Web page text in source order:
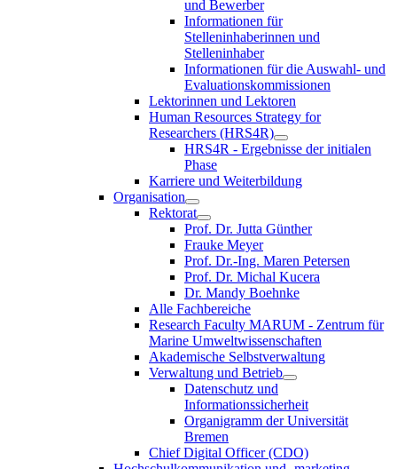
und Bewerber
Informationen für
Stelleninhaberinnen und
Stelleninhaber
Informationen für die Auswahl- und
Evaluationskommissionen
Lektorinnen und Lektoren
Human Resources Strategy for
Researchers (HRS4R)
HRS4R - Ergebnisse der initialen
Phase
Karriere und Weiterbildung
Organisation
Rektorat
Prof. Dr. Jutta Günther
Frauke Meyer
Prof. Dr.-Ing. Maren Petersen
Prof. Dr. Michal Kucera
Dr. Mandy Boehnke
Alle Fachbereiche
Research Faculty MARUM - Zentrum für
Marine Umweltwissenschaften
Akademische Selbstverwaltung
Verwaltung und Betrieb
Datenschutz und
Informationssicherheit
Organigramm der Universität
Bremen
Chief Digital Officer (CDO)